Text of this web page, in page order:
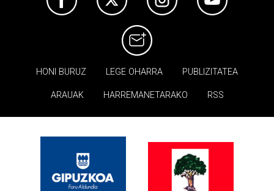
HONI BURUZ LEGE OHARRA PUBLIZITATEA
ARAUAK HARREMANETARAKO RSS